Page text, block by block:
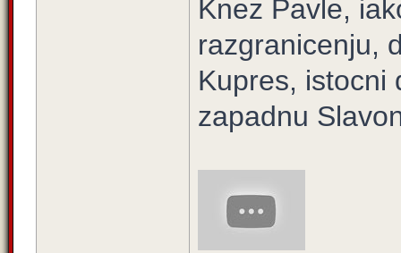
Knez Pavle,
razgranicenju,
Kupres, istocni
zapadnu